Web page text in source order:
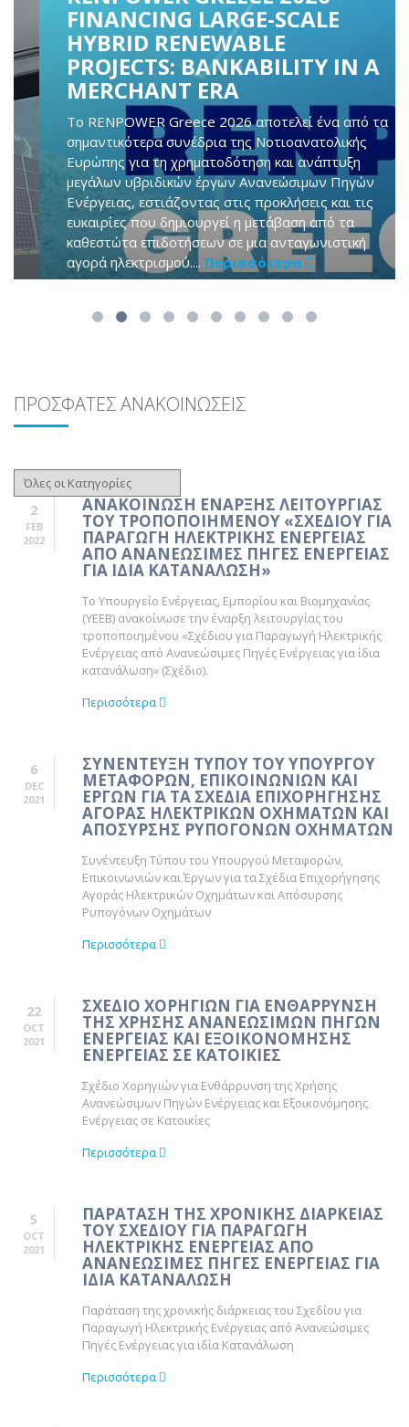
FINANCING LARGE-SCALE
HYBRID RENEWABLE
PROJECTS: BANKABILITY IN A
MERCHANT ERA
Το RENPOWER Greece 2026 αποτελεί ένα από τα
σημαντικότερα συνέδρια της Νοτιοανατολικής
Ευρώπης για τη χρηματοδότηση και ανάπτυξη
μεγάλων υβριδικών έργων Ανανεώσιμων Πηγών
Ενέργειας, εστιάζοντας στις προκλήσεις και τις
ευκαιρίες που δημιουργεί η μετάβαση από τα
καθεστώτα επιδοτήσεων σε μια ανταγωνιστική
αγορά ηλεκτρισμού....Περισσότερα
ΠΡΟΣΦΑΤΕΣ ΑΝΑΚΟΙΝΩΣΕΙΣ
2
FEB
2022
ΑΝΑΚΟΙΝΩΣΗ ΕΝΑΡΞΗΣ ΛΕΙΤΟΥΡΓΙΑΣ
ΤΟΥ ΤΡΟΠΟΠΟΙΗΜΕΝΟΥ «ΣΧΕΔΙΟΥ ΓΙΑ
ΠΑΡΑΓΩΓΗ ΗΛΕΚΤΡΙΚΗΣ ΕΝΕΡΓΕΙΑΣ
ΑΠΟ ΑΝΑΝΕΩΣΙΜΕΣ ΠΗΓΕΣ ΕΝΕΡΓΕΙΑΣ
ΓΙΑ ΙΔΙΑ ΚΑΤΑΝΑΛΩΣΗ»
Το Υπουργείο Ενέργειας, Εμπορίου και Βιομηχανίας
(ΥΕΕΒ) ανακοίνωσε την έναρξη λειτουργίας του
τροποποιημένου «Σχέδιου για Παραγωγή Ηλεκτρικής
Ενέργειας από Ανανεώσιμες Πηγές Ενέργειας για ίδια
κατανάλωση» (Σχέδιο).
Περισσότερα
6
DEC
2021
ΣΥΝΕΝΤΕΥΞΗ ΤΥΠΟΥ ΤΟΥ ΥΠΟΥΡΓΟΥ
ΜΕΤΑΦΟΡΩΝ, ΕΠΙΚΟΙΝΩΝΙΩΝ ΚΑΙ
ΕΡΓΩΝ ΓΙΑ ΤΑ ΣΧΕΔΙΑ ΕΠΙΧΟΡΗΓΗΣΗΣ
ΑΓΟΡΑΣ ΗΛΕΚΤΡΙΚΩΝ ΟΧΗΜΑΤΩΝ ΚΑΙ
ΑΠΟΣΥΡΣΗΣ ΡΥΠΟΓΟΝΩΝ ΟΧΗΜΑΤΩΝ
Συνέντευξη Τύπου του Υπουργού Μεταφορών,
Επικοινωνιών και Έργων για τα Σχέδια Επιχορήγησης
Αγοράς Ηλεκτρικών Οχημάτων και Απόσυρσης
Ρυπογόνων Οχημάτων
Περισσότερα
22
OCT
2021
ΣΧΕΔΙΟ ΧΟΡΗΓΙΩΝ ΓΙΑ ΕΝΘΑΡΡΥΝΣΗ
ΤΗΣ ΧΡΗΣΗΣ ΑΝΑΝΕΩΣΙΜΩΝ ΠΗΓΩΝ
ΕΝΕΡΓΕΙΑΣ ΚΑΙ ΕΞΟΙΚΟΝΟΜΗΣΗΣ
ΕΝΕΡΓΕΙΑΣ ΣΕ ΚΑΤΟΙΚΙΕΣ
Σχέδιο Χορηγιών για Ενθάρρυνση της Χρήσης
Ανανεώσιμων Πηγών Ενέργειας και Εξοικονόμησης
Ενέργειας σε Κατοικίες
Περισσότερα
5
OCT
2021
ΠΑΡΑΤΑΣΗ ΤΗΣ ΧΡΟΝΙΚΗΣ ΔΙΑΡΚΕΙΑΣ
ΤΟΥ ΣΧΕΔΙΟΥ ΓΙΑ ΠΑΡΑΓΩΓΗ
ΗΛΕΚΤΡΙΚΗΣ ΕΝΕΡΓΕΙΑΣ ΑΠΟ
ΑΝΑΝΕΩΣΙΜΕΣ ΠΗΓΕΣ ΕΝΕΡΓΕΙΑΣ ΓΙΑ
ΙΔΙΑ ΚΑΤΑΝΑΛΩΣΗ
Παράταση της χρονικής διάρκειας του Σχεδίου για
Παραγωγή Ηλεκτρικής Ενέργειας από Ανανεώσιμες
Πηγές Ενέργειας για ιδία Κατανάλωση
Περισσότερα